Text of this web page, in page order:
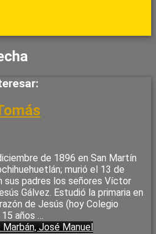
de 1896 en San Martín
murió el 13 de
sus padres los señores Víctor
Gálvez. Estudió la primaria en
de Jesús (hoy Colegio
años …
Marbán, José Manuel